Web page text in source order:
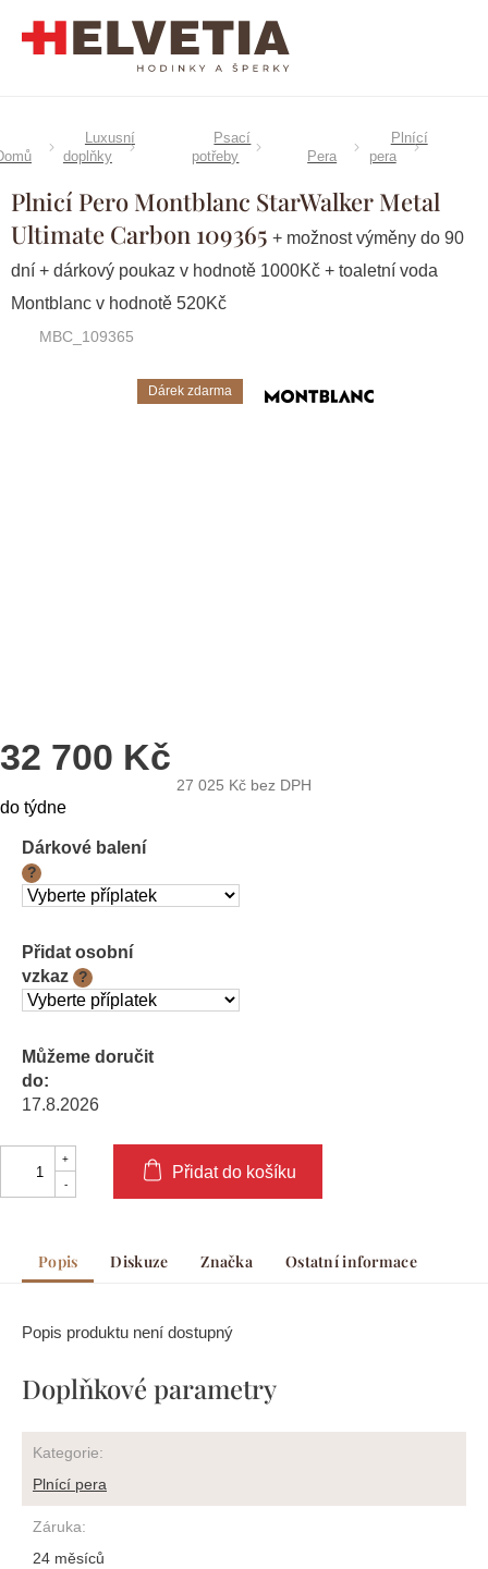
Luxusní
doplňky
Psací
potřeby
Pera
Plnící
pera
Plnicí Pero Montblanc StarWalker Metal
Ultimate Carbon 109365 + možnost výměny do 90
dní + dárkový poukaz v hodnotě 1000Kč + toaletní voda
Montblanc v hodnotě 520Kč
MBC_109365
Dárek zdarma Značka:Montblanc
32 700 Kč
27 025 Kč bez DPH
Měrná
do týdne
Dárkové balení
?
Přidat osobní
vzkaz
?
Můžeme doručit
do:
17.8.2026
Přidat do košíku
Popis Diskuze Značka Ostatní informace
Popis produktu není dostupný
Doplňkové parametry
Kategorie:
Plnící pera
Záruka:
24 měsíců